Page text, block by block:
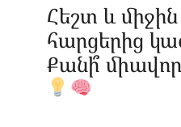
Հեշտ և
հարցերից
Քանի՞